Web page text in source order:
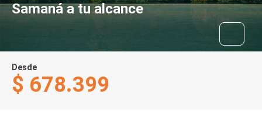
Samaná a tu alcance
Desde
$ 678.399